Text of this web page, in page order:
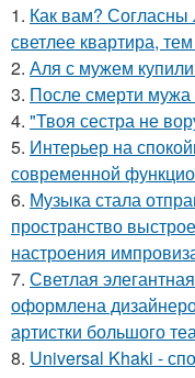
1. Как вам?
светлее квартира,
2. Аля с мужем
3. После смерти мужа
4. "Твоя сестра не
5. Интерьер на
современной
6. Музыка стала
пространство
настроения
7. Светлая
оформлена
артистки большого
8. Universal Khaki -